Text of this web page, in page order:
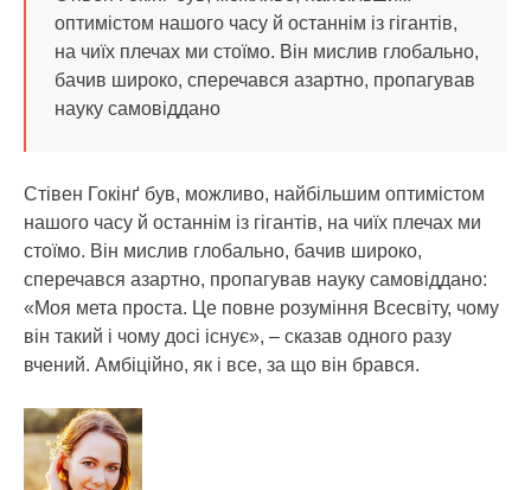
оптимістом нашого часу й останнім із гігантів,
на чиїх плечах ми стоїмо. Він мислив глобально,
бачив широко, сперечався азартно, пропагував
науку самовіддано
Стівен Гокінґ був, можливо, найбільшим оптимістом
нашого часу й останнім із гігантів, на чиїх плечах ми
стоїмо. Він мислив глобально, бачив широко,
сперечався азартно, пропагував науку самовіддано:
«Моя мета проста. Це повне розуміння Всесвіту, чому
він такий і чому досі існує», – сказав одного разу
вчений. Амбіційно, як і все, за що він брався.